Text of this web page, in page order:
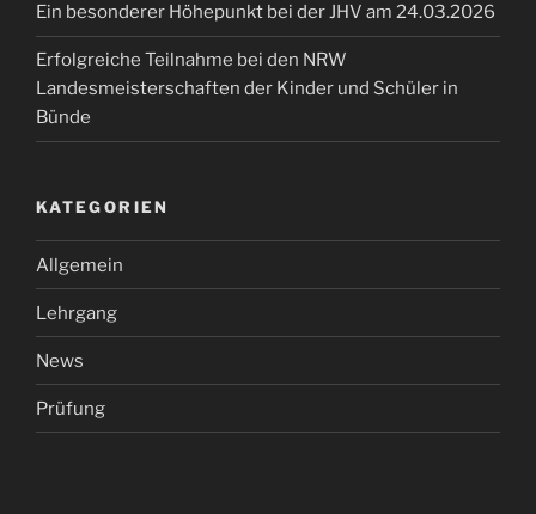
Ein besonderer Höhepunkt bei der JHV am 24.03.2026
Erfolgreiche Teilnahme bei den NRW
Landesmeisterschaften der Kinder und Schüler in
Bünde
KATEGORIEN
Allgemein
Lehrgang
News
Prüfung